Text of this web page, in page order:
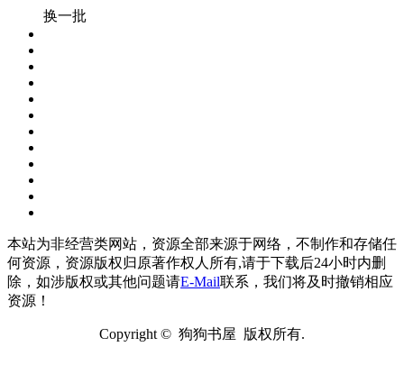
换一批
本站为非经营类网站，资源全部来源于网络，不制作和存储任
何资源，资源版权归原著作权人所有,请于下载后24小时内删
除，如涉版权或其他问题请E-Mail联系，我们将及时撤销相应
资源！
Copyright © 狗狗书屋 版权所有.